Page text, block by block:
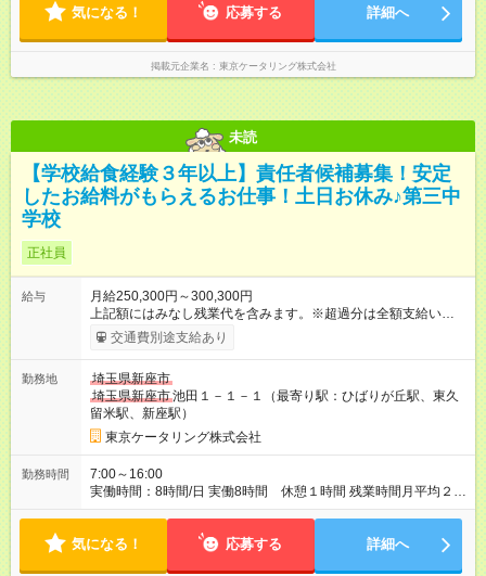
気になる！ 応募する 詳細へ
掲載元企業名 東京ケータリング株式会社
未読
【学校給食経験３年以上】責任者候補募集！安定
したお給料がもらえるお仕事！土日お休み♪第三中
学校
正社員
給与
月給250,300円～300,300円
上記額にはみなし残業代を含みます。※超過分は全額支給いたし
ます。 みなし残業代 56,800円 ～ 68,400円／月 みなし残業時
間 38時間 ～ 38.5時間／月 学校給食の経験年数や、前役職を考
長さ：3ヶ月 雇用形態、給与は本採用時と同じです。
交通費別途支給あり
勤務地
埼玉県新座市
埼玉県新座市池田１－１－１（最寄り駅：ひばりが丘駅、東久
留米駅、新座駅）
東京ケータリング株式会社
勤務時間
7:00～16:00
実働時間：8時間/日 実働8時間 休憩１時間 残業時間月平均２０
時間程度です。
気になる！ 応募する 詳細へ